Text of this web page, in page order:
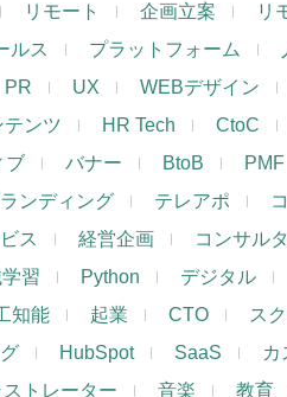
リモート 企画立案
リ
ルス プラットフォーム
PR UX WEBデザイン
テンツ HR Tech CtoC
ブ バナー BtoB PMF
ンディング テレアポ
ス 経営企画 コンサル
習 Python デジタル
知能 起業 CTO
ス
HubSpot SaaS
カ
ストレーター 音楽 教育